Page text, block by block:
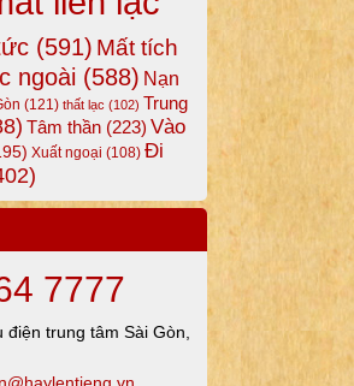
(591) Mất tích
ngoài (588) Nạn
(121) thất lạc (102) Trung
Tâm thần (223) Vào
Xuất ngoại (108) Đi
7777
trung tâm Sài Gòn,